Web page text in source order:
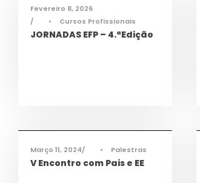
Fevereiro 8, 2026
•
Cursos Profissionais
JORNADAS EFP – 4.ªEdição
Março 11, 2024 • Palestras
V Encontro com Pais e EE